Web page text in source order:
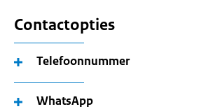
Contactopties
Telefoonnummer
WhatsApp